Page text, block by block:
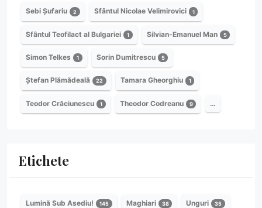
Sebi Șufariu 2 Sfântul Nicolae Velimirovici 1
Sfântul Teofilact al Bulgariei 1 Silvian-Emanuel Man 5
Simon Telkes 1 Sorin Dumitrescu 5
Ștefan Plămădeală 22 Tamara Gheorghiu 1
Teodor Crăciunescu 1 Theodor Codreanu 9 …
Etichete
Lumină Sub Asediu! 145 Maghiari 38 Unguri 35